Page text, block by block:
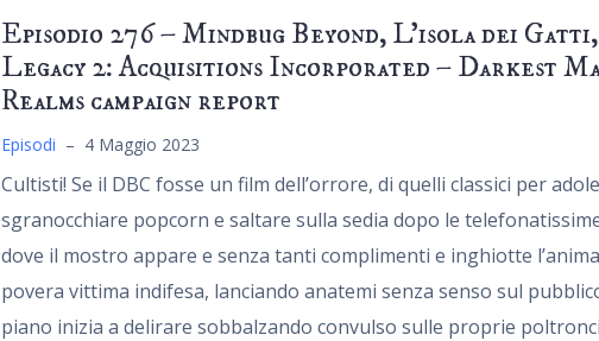
Episodio 276 – Mindbug Beyond, L’isola dei
Legacy 2: Acquisitions Incorporated – Darkest
Realms campaign report
Episodi – 4 Maggio 2023
Cultisti! Se il DBC fosse un film dell’orrore, di quelli classici per
sgranocchiare popcorn e saltare sulla sedia dopo le
dove il mostro appare e senza tanti complimenti e inghiotte
povera vittima indifesa, lanciando anatemi senza senso sul
piano inizia a delirare sobbalzando convulso sulle proprie